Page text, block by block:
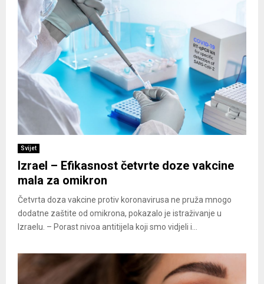
Svijet
Izrael – Efikasnost četvrte doze vakcine
mala za omikron
Četvrta doza vakcine protiv koronavirusa ne pruža mnogo
dodatne zaštite od omikrona, pokazalo je istraživanje u
Izraelu. – Porast nivoa antitijela koji smo vidjeli i...